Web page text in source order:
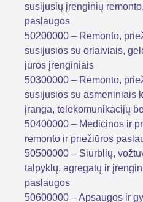
susijusių įrenginių
paslaugos
50200000 – Remonto,
susijusios su orlaiviais,
jūros įrenginiais
50300000 – Remonto,
susijusios su asmeniniais
įranga, telekomunikacijų
50400000 – Medicinos ir
remonto ir priežiūros
50500000 – Siurblių,
talpyklų, agregatų ir
paslaugos
50600000 – Apsaugos ir